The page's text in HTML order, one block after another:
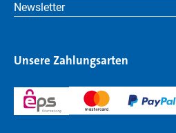
Newsletter
Unsere Zahlungsarten